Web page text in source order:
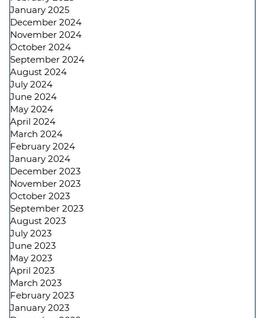
January 2025
December 2024
November 2024
October 2024
September 2024
August 2024
July 2024
June 2024
May 2024
April 2024
March 2024
February 2024
January 2024
December 2023
November 2023
October 2023
September 2023
August 2023
July 2023
June 2023
May 2023
April 2023
March 2023
February 2023
January 2023